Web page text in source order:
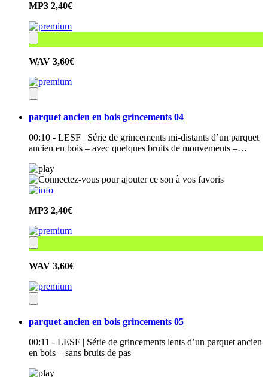
MP3 2,40€
WAV 3,60€
parquet ancien en bois grincements 04
00:10 - LESF | Série de grincements mi-distants d’un parquet
ancien en bois – avec quelques bruits de mouvements –…
MP3 2,40€
WAV 3,60€
parquet ancien en bois grincements 05
00:11 - LESF | Série de grincements lents d’un parquet ancien
en bois – sans bruits de pas